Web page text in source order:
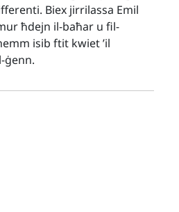
Biex jirrilassa Emil
ħdejn il-baħar u fil-
isib ftit kwiet ’il
ġenn.